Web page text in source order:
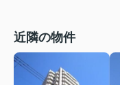
近隣の物件